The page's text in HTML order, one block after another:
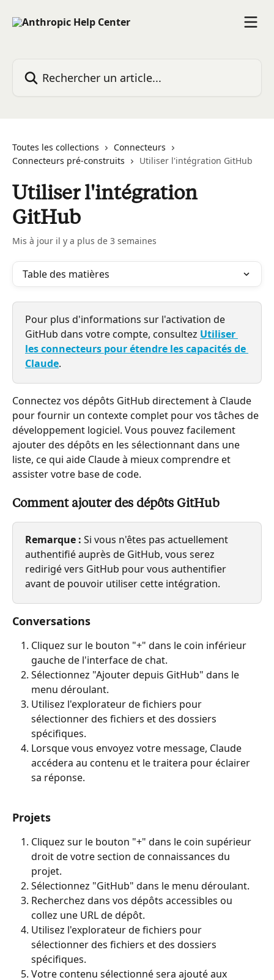
Toutes les collections
Connecteurs
Connecteurs pré-construits
Utiliser l'intégration GitHub
Utiliser l'intégration
GitHub
Mis à jour il y a plus de 3 semaines
Table des matières
Pour plus d'informations sur l'activation de
GitHub dans votre compte, consultez Utiliser
les connecteurs pour étendre les capacités de
Claude.
Connectez vos dépôts GitHub directement à Claude
pour fournir un contexte complet pour vos tâches de
développement logiciel. Vous pouvez facilement
ajouter des dépôts en les sélectionnant dans une
liste, ce qui aide Claude à mieux comprendre et
assister votre base de code.
Comment ajouter des dépôts GitHub
Remarque : Si vous n'êtes pas actuellement
authentifié auprès de GitHub, vous serez
redirigé vers GitHub pour vous authentifier
avant de pouvoir utiliser cette intégration.
Conversations
Cliquez sur le bouton "+" dans le coin inférieur
gauche de l'interface de chat.
Sélectionnez "Ajouter depuis GitHub" dans le
menu déroulant.
Utilisez l'explorateur de fichiers pour
sélectionner des fichiers et des dossiers
spécifiques.
Lorsque vous envoyez votre message, Claude
accédera au contenu et le traitera pour éclairer
sa réponse.
Projets
Cliquez sur le bouton "+" dans le coin supérieur
droit de votre section de connaissances du
projet.
Sélectionnez "GitHub" dans le menu déroulant.
Recherchez dans vos dépôts accessibles ou
collez une URL de dépôt.
Utilisez l'explorateur de fichiers pour
sélectionner des fichiers et des dossiers
spécifiques.
Votre contenu sélectionné sera ajouté aux